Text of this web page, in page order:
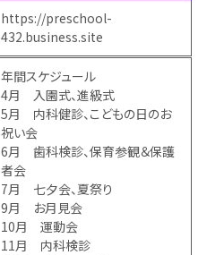
https://preschool-
432.business.site
年間スケジュール
4月 入園式、進級式
5月 内科健診、こどもの日のお
祝い会
6月 歯科検診、保育参観＆保護
者会
7月 七夕会、夏祭り
9月 お月見会
10月 運動会
11月 内科検診